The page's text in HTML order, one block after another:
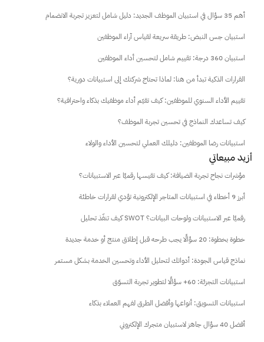
أهم 35 سؤال في استبيان الموظف الجديد: دليل شامل لتعزيز تجربة الانضمام
استبيان جس النبض: طريقة سريعة لقياس آراء الموظفين
استبيان 360 درجة: تقييم شامل لتحسين أداء الموظفين
القرارات الذكية تبدأ من هنا: لماذا تحتاج شركتك إلى استبيانات دورية؟
تقييم الأداء السنوي للموظفين: كيف تقيّم أداء موظفيك بذكاء واحترافية؟
كيف تساعدك النماذج في تحسين تجربة الموظف؟
استبيانات رضا الموظفين: دليلك العملي لتحسين الأداء والولاء
أزيد مبيعاتي
مؤشرات نجاح تجربة الضيافة: كيف تقيسها رقميًا عبر الاستبيانات؟
أبرز 9 أخطاء في استبيانات المتاجر الإلكترونية تؤدي لقرارات خاطئة
كيف تنفّذ تحليل SWOT رقميًا عبر الاستبيانات ولوحات البيانات؟
خطوة بخطوة: 20 سؤالًا يجب طرحه قبل إطلاق منتج أو خدمة جديدة
نماذج قياس الجودة: أدواتك لتحليل الأداء وتحسين الخدمة بشكل مستمر
استبيانات التجزئة: 60+ سؤالًا لتطوير تجربة التسوّق
استبيانات التسويق: أنواعها وأفضل الطرق لفهم العملاء بذكاء
أفضل 40 سؤال جاهز لاستبيان متجرك الإلكتروني